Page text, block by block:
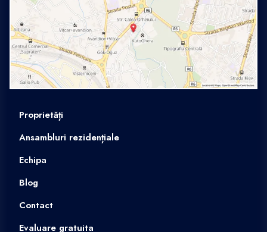
Proprietăți
Ansambluri rezidențiale
Echipa
Blog
Contact
Evaluare gratuita